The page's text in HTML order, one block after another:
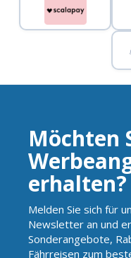
Möchten
erhalten?
Melden Sie sich für
Newsletter an und
Sonderangebote,
Fährreisen zum